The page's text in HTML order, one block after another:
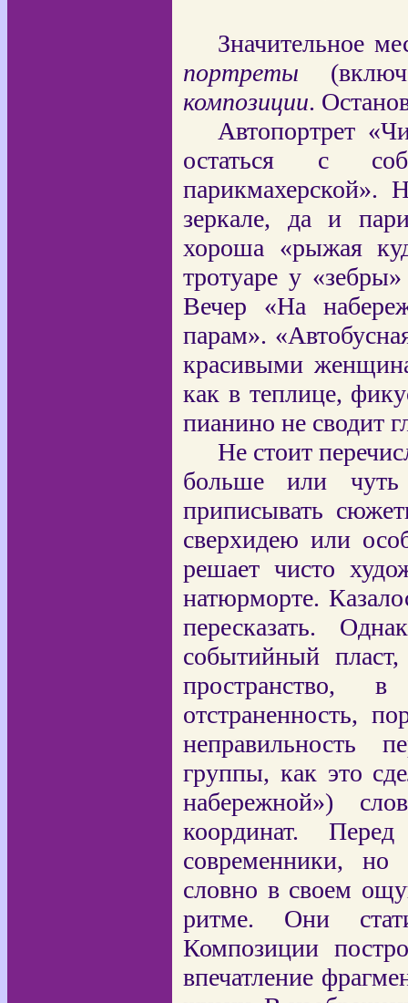
Значительное
портреты
композиции.
Автопортрет
остаться с
парикмахерской».
зеркале, да и
хороша «рыжая
тротуаре у
Вечер «На
парам».
красивыми
как в теплице,
пианино не сводит
Не стоит
больше или
приписывать
сверхидею или
решает чисто
натюрморте.
пересказать.
событийный
пространство,
отстраненность,
неправильность
группы, как это
набережной»)
координат.
современники, но
словно в своем
ритме. Они
Композиции
впечатление